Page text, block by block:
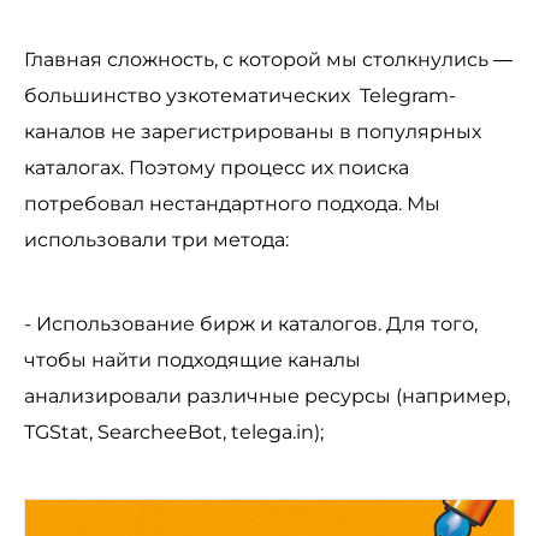
Главная сложность, с которой мы столкнулись —
большинство узкотематических Telegram-
каналов не зарегистрированы в популярных
каталогах. Поэтому процесс их поиска
потребовал нестандартного подхода. Мы
использовали три метода:
- Использование бирж и каталогов. Для того,
чтобы найти подходящие каналы
анализировали различные ресурсы (например,
TGStat, SearcheeBot, telega.in);